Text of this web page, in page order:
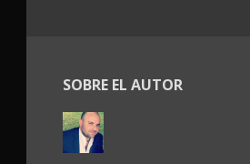
SOBRE EL AUTOR